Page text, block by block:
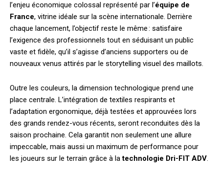
l’enjeu économique colossal représenté par l’équipe de
France, vitrine idéale sur la scène internationale. Derrière
chaque lancement, l’objectif reste le même : satisfaire
l’exigence des professionnels tout en séduisant un public
vaste et fidèle, qu’il s’agisse d’anciens supporters ou de
nouveaux venus attirés par le storytelling visuel des maillots.
Outre les couleurs, la dimension technologique prend une
place centrale. L’intégration de textiles respirants et
l’adaptation ergonomique, déjà testées et approuvées lors
des grands rendez-vous récents, seront reconduites dès la
saison prochaine. Cela garantit non seulement une allure
impeccable, mais aussi un maximum de performance pour
les joueurs sur le terrain grâce à latechnologie Dri-FIT ADV.